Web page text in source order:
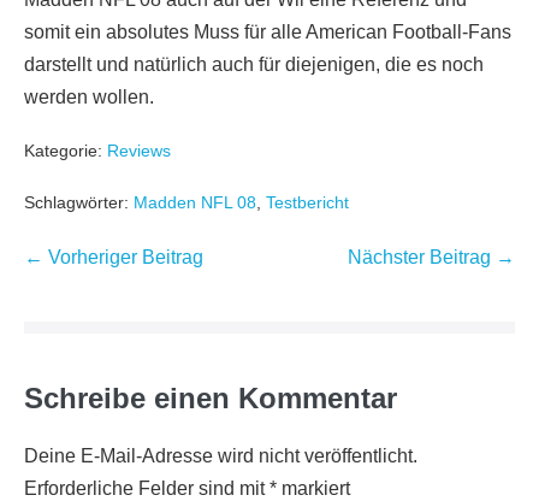
somit ein absolutes Muss für alle American Football-Fans
darstellt und natürlich auch für diejenigen, die es noch
werden wollen.
Kategorie: Reviews
Schlagwörter: Madden NFL 08, Testbericht
Beitragsnavigation
← Vorheriger Beitrag Nächster Beitrag →
Schreibe einen Kommentar
Deine E-Mail-Adresse wird nicht veröffentlicht.
Erforderliche Felder sind mit* markiert